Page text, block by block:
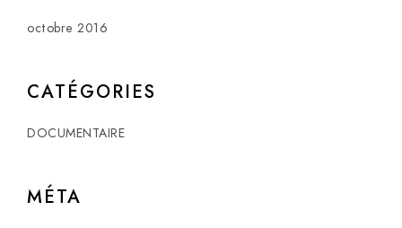
octobre 2016
CATÉGORIES
DOCUMENTAIRE
MÉTA